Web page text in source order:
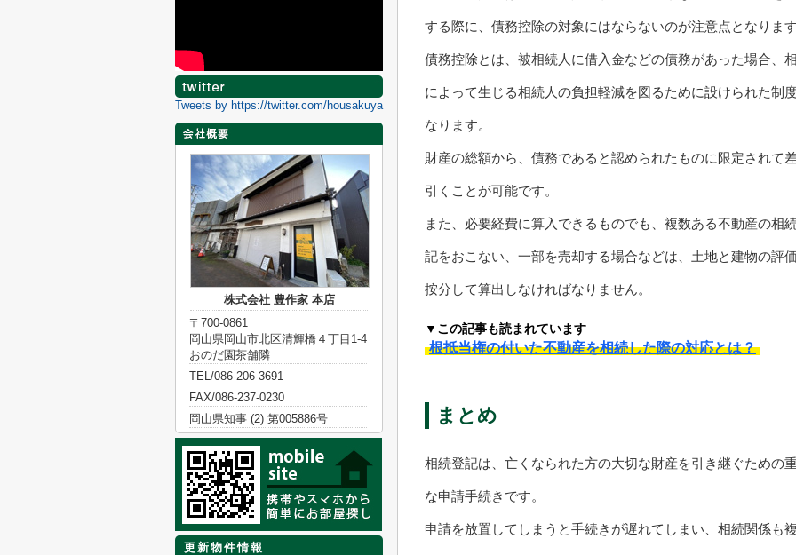
する際に、債務控除の対象にはならないのが注意点となります
債務控除とは、被相続人に借入金などの債務があった場合、
によって生じる相続人の負担軽減を図るために設けられた制
なります。
財産の総額から、債務であると認められたものに限定されて
引くことが可能です。
また、必要経費に算入できるものでも、複数ある不動産の相
記をおこない、一部を売却する場合などは、土地と建物の評
按分して算出しなければなりません。
▼この記事も読まれています
根抵当権の付いた不動産を相続した際の対応とは？
まとめ
相続登記は、亡くなられた方の大切な財産を引き継ぐための
な申請手続きです。
申請を放置してしまうと手続きが遅れてしまい、相続関係も
Tweets by https://twitter.com/housakuya
株式会社 豊作家 本店
〒700-0861
岡山県岡山市北区清輝橋４丁目1-4
おのだ園茶舗隣
TEL/086-206-3691
FAX/086-237-0230
岡山県知事 (2) 第005886号
更新物件情報